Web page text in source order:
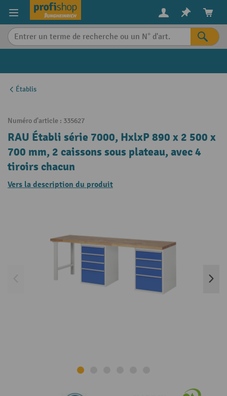
content
Établis
Numéro d'article : 335627
RAU Établi série 7000, HxlxP 890 x 2 500 x
700 mm, 2 caissons sous plateau, avec 4
tiroirs chacun
Vers la description du produit